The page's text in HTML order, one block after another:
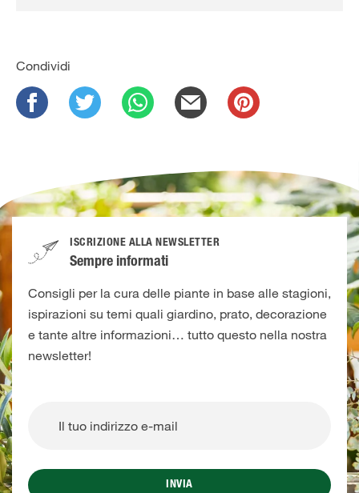
Condividi
ISCRIZIONE ALLA NEWSLETTER
Sempre informati
Consigli per la cura delle piante in base alle stagioni,
ispirazioni su temi quali giardino, prato, decorazione
e tante altre informazioni… tutto questo nella nostra
newsletter!
INVIA